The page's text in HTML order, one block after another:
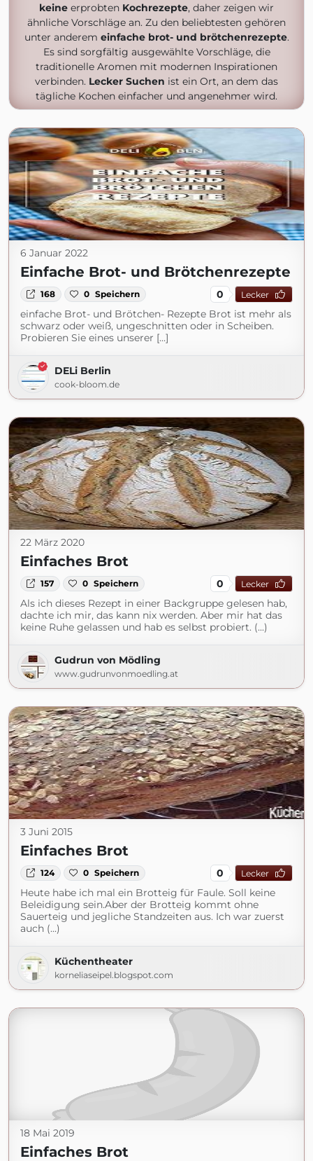
keine erprobten Kochrezepte, daher zeigen wir
ähnliche Vorschläge an. Zu den beliebtesten gehören
unter anderem einfache brot- und brötchenrezepte.
Es sind sorgfältig ausgewählte Vorschläge, die
traditionelle Aromen mit modernen Inspirationen
verbinden. Lecker Suchen ist ein Ort, an dem das
tägliche Kochen einfacher und angenehmer wird.
6 Januar 2022
Einfache Brot- und Brötchenrezepte
168 0 Speichern 0 Lecker
einfache Brot- und Brötchen- Rezepte Brot ist mehr als
schwarz oder weiß, ungeschnitten oder in Scheiben.
Probieren Sie eines unserer […]
DELi Berlin
cook-bloom.de
22 März 2020
Einfaches Brot
157 0 Speichern 0 Lecker
Als ich dieses Rezept in einer Backgruppe gelesen hab,
dachte ich mir, das kann nix werden. Aber mir hat das
keine Ruhe gelassen und hab es selbst probiert. (...)
Gudrun von Mödling
www.gudrunvonmoedling.at
3 Juni 2015
Einfaches Brot
124 0 Speichern 0 Lecker
Heute habe ich mal ein Brotteig für Faule. Soll keine
Beleidigung sein.Aber der Brotteig kommt ohne
Sauerteig und jegliche Standzeiten aus. Ich war zuerst
auch (...)
Küchentheater
korneliaseipel.blogspot.com
18 Mai 2019
Einfaches Brot